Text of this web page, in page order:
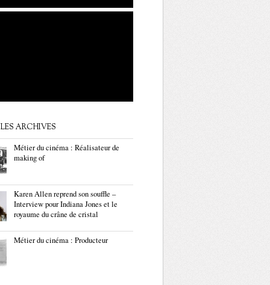
ARCHIVES
Métier du cinéma : Réalisateur de
making of
Karen Allen reprend son souffle –
Interview pour Indiana Jones et le
royaume du crâne de cristal
Métier du cinéma : Producteur